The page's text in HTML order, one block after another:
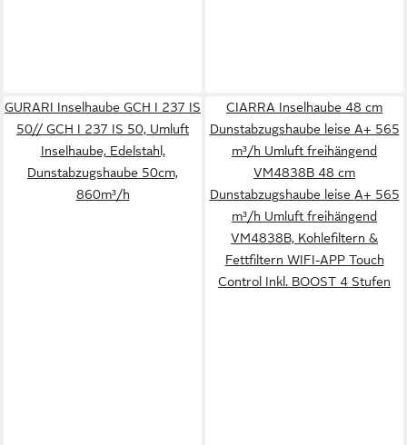
GURARI Inselhaube GCH I 237 IS
50// GCH I 237 IS 50, Umluft
Inselhaube, Edelstahl,
Dunstabzugshaube 50cm,
860m³/h
CIARRA Inselhaube 48 cm
Dunstabzugshaube leise A+ 565
m³/h Umluft freihängend
VM4838B 48 cm
Dunstabzugshaube leise A+ 565
m³/h Umluft freihängend
VM4838B, Kohlefiltern &
Fettfiltern WIFI-APP Touch
Control Inkl. BOOST 4 Stufen